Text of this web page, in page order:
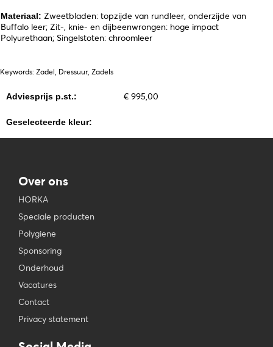
Materiaal: Zweetbladen: topzijde van rundleer, onderzijde van
Buffalo leer; Zit-, knie- en dijbeenwrongen: hoge impact
Polyurethaan; Singelstoten: chroomleer
Keywords: Zadel, Dressuur, Zadels
Adviesprijs p.st.: € 995,00
Geselecteerde kleur:
Over ons
HORKA
Speciale producten
Polygiene
Sponsoring
Onderhoud
Vacatures
Contact
Privacy statement